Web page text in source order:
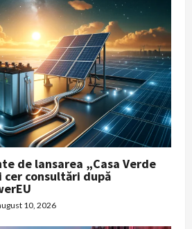
de lansarea „Casa Verde
consultări după
10, 2026